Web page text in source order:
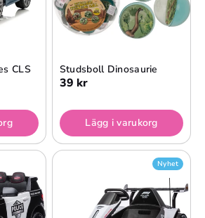
CLS
Studsboll Dinosaurie
39 kr
Lägg i varukorg
Nyhet